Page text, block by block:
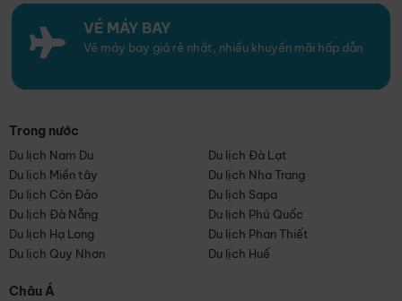
VÉ MÁY BAY
Vé máy bay giá rẻ nhất, nhiều khuyến mãi hấp dẫn
Trong nước
Du lịch Nam Du
Du lịch Đà Lạt
Du lịch Miền tây
Du lịch Nha Trang
Du lịch Côn Đảo
Du lịch Sapa
Du lịch Đà Nẵng
Du lịch Phú Quốc
Du lịch Hạ Long
Du lịch Phan Thiết
Du lịch Quy Nhơn
Du lịch Huế
Châu Á